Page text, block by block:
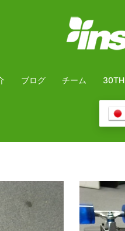
ブログ チーム 30TH